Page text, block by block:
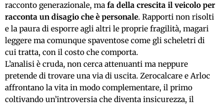
racconto generazionale, ma fa della crescita il veicolo per
racconta un disagio che è personale. Rapporti non risolti
e la paura di esporre agli altri le proprie fragilità, magari
leggere ma comunque spaventose come gli scheletri di
cui tratta, con il costo che comporta.
L’analisi è cruda, non cerca attenuanti ma neppure
pretende di trovare una via di uscita. Zerocalcare e Arloc
affrontano la vita in modo complementare, il primo
coltivando un’introversia che diventa insicurezza, il